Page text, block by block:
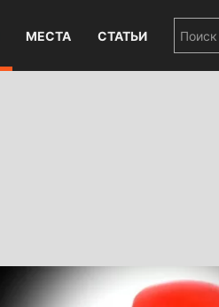
МЕСТА СТАТЬИ